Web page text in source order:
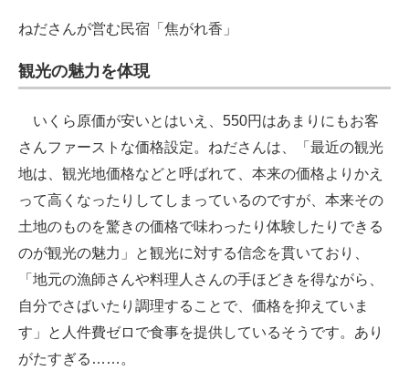
ねださんが営む民宿「焦がれ香」
観光の魅力を体現
いくら原価が安いとはいえ、550円はあまりにもお客
さんファーストな価格設定。ねださんは、「最近の観光
地は、観光地価格などと呼ばれて、本来の価格よりかえ
って高くなったりしてしまっているのですが、本来その
土地のものを驚きの価格で味わったり体験したりできる
のが観光の魅力」と観光に対する信念を貫いており、
「地元の漁師さんや料理人さんの手ほどきを得ながら、
自分でさばいたり調理することで、価格を抑えていま
す」と人件費ゼロで食事を提供しているそうです。あり
がたすぎる……。